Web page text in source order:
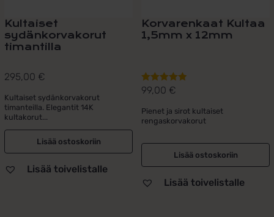
Kultaiset
sydänkorvakorut
timantilla
295,00 €
Kultaiset sydänkorvakorut
timanteilla. Elegantit 14K
kultakorut...
Lisää ostoskoriin
Lisää toivelistalle
Korvarenkaat Kultaa
1,5mm x 12mm
Arvostelu
5.00/ 5
99,00 €
Pienet ja sirot kultaiset
rengaskorvakorut
Lisää ostoskoriin
Lisää toivelistalle